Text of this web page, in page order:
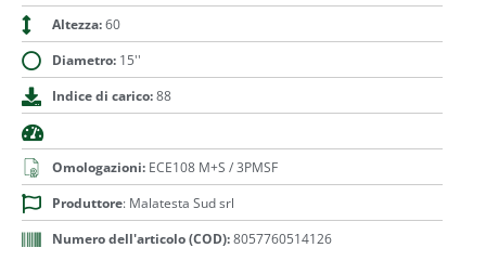
Altezza:60
Diametro:15''
Indice di carico:88
Omologazioni:ECE108 M+S / 3PMSF
Produttore: Malatesta Sud srl
Numero dell'articolo (COD):8057760514126